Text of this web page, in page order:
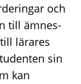
och
till ämnes-
lärares
sin
kan